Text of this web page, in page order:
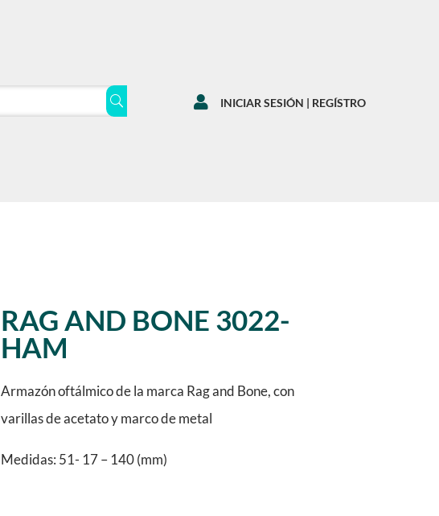
 INICIAR SESIÓN | REGÍSTRO
RAG AND BONE 3022-
HAM
Armazón oftálmico de la marca Rag and Bone, con
varillas de acetato y marco de metal
Medidas: 51- 17 – 140 (mm)